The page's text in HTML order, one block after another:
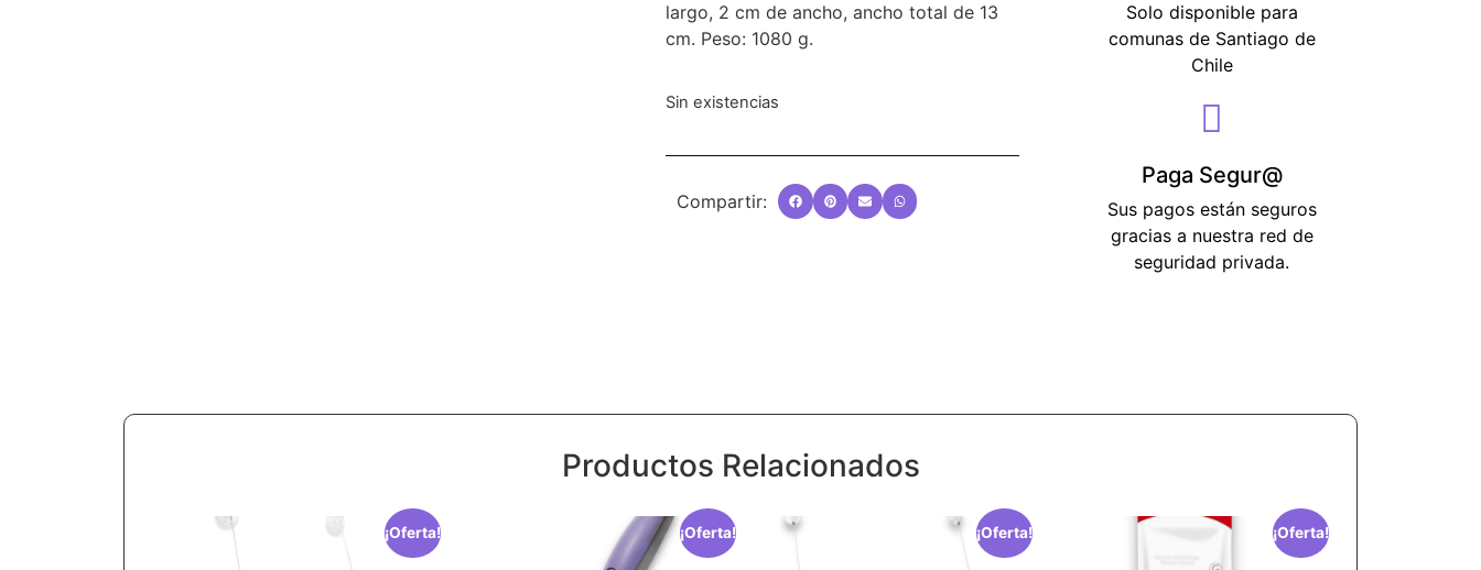
largo, 2 cm de ancho, ancho total de 13
cm. Peso: 1080 g.
Sin existencias
Compartir:
Solo disponible para
comunas de Santiago de
Chile
Paga Segur@
Sus pagos están seguros
gracias a nuestra red de
seguridad privada.
Productos Relacionados
¡Oferta! ¡Oferta! ¡Oferta! ¡Oferta!